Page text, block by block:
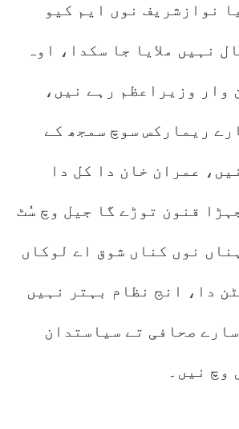
نوازشریف نوں ایم کیو
نہیں ملایا جا سکدا، اوہ
وار وزیراعظم رہے نیں،
ریمارکس سوچ سمجھ کے
عمران خان دا کل دا
قنون توڑے گا جیل وچ سُٹ
نوں کناں شوق اے لوکاں
دا، انج نظام بہتر نہیں
صحافی تے سیاستدان
وچ نیں۔